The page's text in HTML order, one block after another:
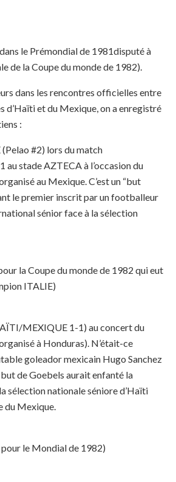
le Prémondial de 1981disputé à
de la Coupe du monde de 1982).
dans les rencontres officielles entre
d’Haïti et du Mexique, on a enregistré
:
#2) lors du match
stade AZTECA à l’occasion du
au Mexique. C’est un “but
le premier inscrit par un footballeur
sénior face à la sélection
la Coupe du monde de 1982 qui eut
ITALIE)
MEXIQUE 1-1) au concert du
à Honduras). N’était-ce
goleador mexicain Hugo Sanchez
de Goebels aurait enfanté la
sélection nationale séniore d’Haïti
du Mexique.
le Mondial de 1982)